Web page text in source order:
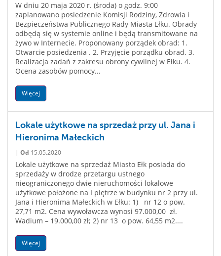
W dniu 20 maja 2020 r. (środa) o godz. 9:00
zaplanowano posiedzenie Komisji Rodziny, Zdrowia i
Bezpieczeństwa Publicznego Rady Miasta Ełku. Obrady
odbędą się w systemie online i będą transmitowane na
żywo w Internecie. Proponowany porządek obrad: 1.
Otwarcie posiedzenia . 2. Przyjęcie porządku obrad. 3.
Realizacja zadań z zakresu obrony cywilnej w Ełku. 4.
Ocena zasobów pomocy...
Więcej
Lokale użytkowe na sprzedaż przy ul. Jana i
Hieronima Małeckich
| Od 15.05.2020
Lokale użytkowe na sprzedaż Miasto Ełk posiada do
sprzedaży w drodze przetargu ustnego
nieograniczonego dwie nieruchomości lokalowe
użytkowe położone na I piętrze w budynku nr 2 przy ul.
Jana i Hieronima Małeckich w Ełku: 1) nr 12 o pow.
27,71 m2. Cena wywoławcza wynosi 97.000,00 zł.
Wadium – 19.000,00 zł; 2) nr 13 o pow. 64,55 m2....
Więcej